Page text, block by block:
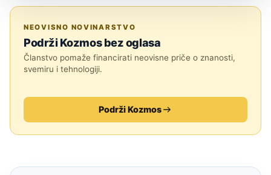
NEOVISNO NOVINARSTVO
Podrži Kozmos bez oglasa
Članstvo pomaže financirati neovisne priče o znanosti,
svemiru i tehnologiji.
Podrži Kozmos